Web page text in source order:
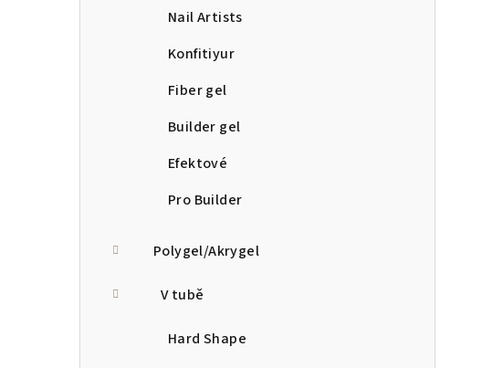
Nail Artists
Konfitiyur
Fiber gel
Builder gel
Efektové
Pro Builder
Polygel/Akrygel
V tubě
Hard Shape